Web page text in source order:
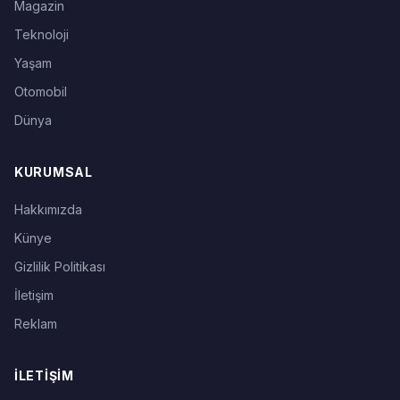
Magazin
Teknoloji
Yaşam
Otomobil
Dünya
KURUMSAL
Hakkımızda
Künye
Gizlilik Politikası
İletişim
Reklam
İLETIŞIM